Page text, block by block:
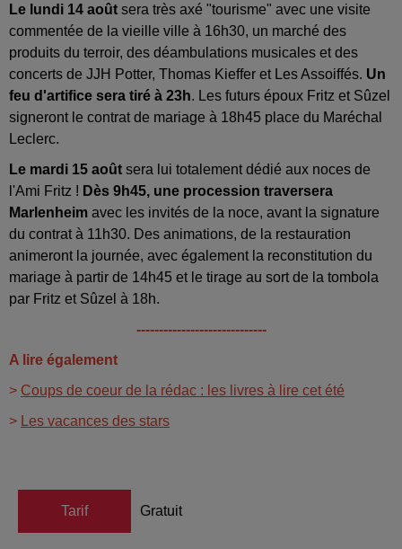
Le lundi 14 août sera très axé "tourisme" avec une visite
commentée de la vieille ville à 16h30, un marché des
produits du terroir, des déambulations musicales et des
concerts de JJH Potter, Thomas Kieffer et Les Assoiffés. Un
feu d'artifice sera tiré à 23h. Les futurs époux Fritz et Sûzel
signeront le contrat de mariage à 18h45 place du Maréchal
Leclerc.
Le mardi 15 août sera lui totalement dédié aux noces de
l'Ami Fritz ! Dès 9h45, une procession traversera
Marlenheim avec les invités de la noce, avant la signature
du contrat à 11h30. Des animations, de la restauration
animeront la journée, avec également la reconstitution du
mariage à partir de 14h45 et le tirage au sort de la tombola
par Fritz et Sûzel à 18h.
-----------------------------
A lire également
> Coups de coeur de la rédac : les livres à lire cet été
>
Les vacances des stars
Tarif Gratuit